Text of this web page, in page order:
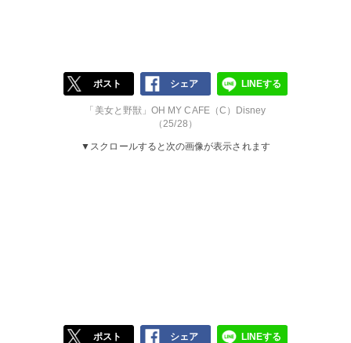
ポスト シェア LINEする
「美女と野獣」OH MY CAFE（C）Disney
（25/28）
▼スクロールすると次の画像が表示されます
ポスト シェア LINEする